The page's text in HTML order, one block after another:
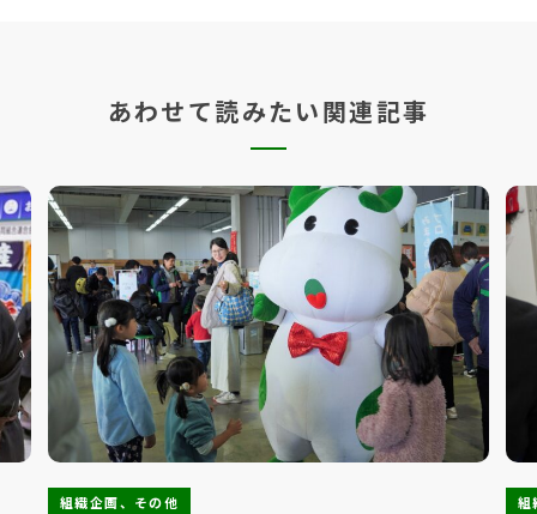
あわせて読みたい関連記事
組織企画、その他 組